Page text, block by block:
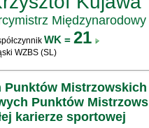
Międzynarodowy
WK = 21
WZBS (SL)
Mistrzowskich
Punktów
karierze sportowej